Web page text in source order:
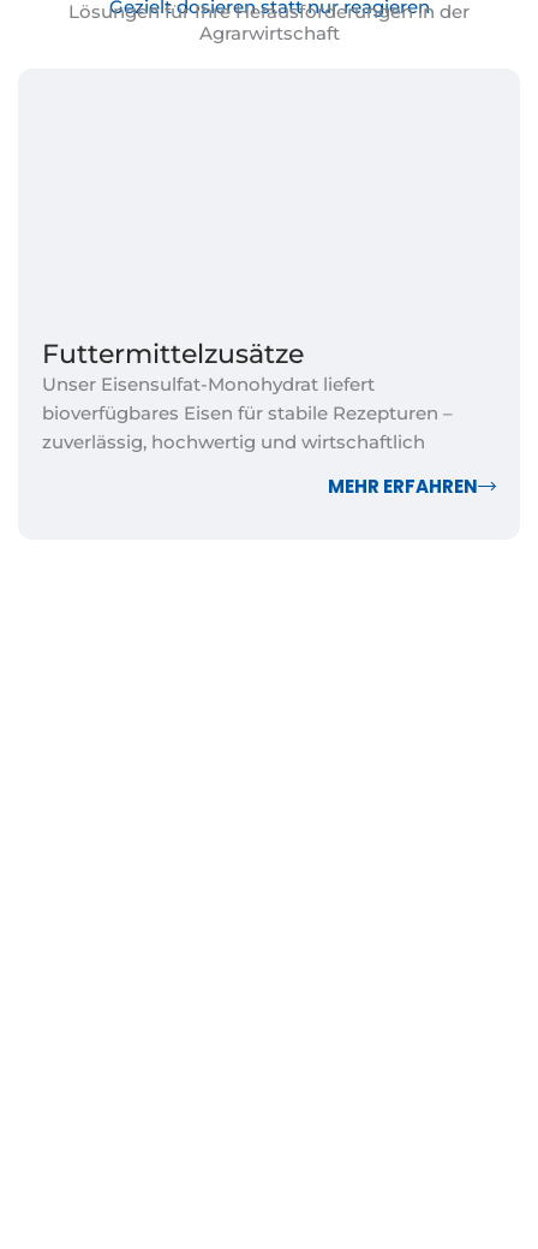
Gezielt dosieren statt nur reagieren
Lösungen für Ihre Herausforderungen in der
Agrarwirtschaft
Futtermittelzusätze
Unser Eisensulfat-Monohydrat liefert
bioverfügbares Eisen für stabile Rezepturen –
zuverlässig, hochwertig und wirtschaftlich
MEHR ERFAHREN